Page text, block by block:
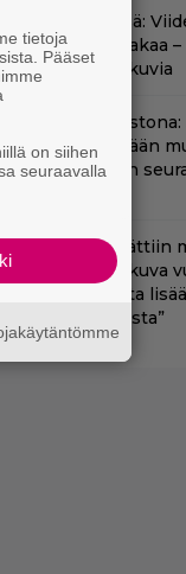
Tänään tv:ssä:
30 vuoden takaa
parhaita elokuvia
Nyt
ylitä edeltäjiään
häpeä niiden
Netflixiin lisättiin
mysteerielokuva
”Kiehtovuutta
todellisuudesta”
tietoja
Pääset
on siihen
seuraavalla